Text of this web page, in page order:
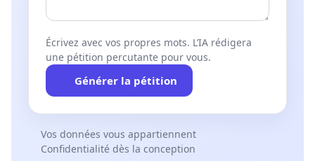
Écrivez avec vos propres mots. L’IA rédigera
une pétition percutante pour vous.
Générer la pétition
Vos données vous appartiennent
Confidentialité dès la conception